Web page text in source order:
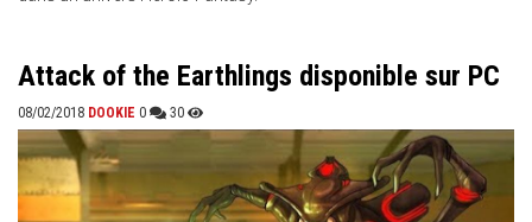
Attack of the Earthlings disponible sur PC
08/02/2018 DOOKIE 0 30